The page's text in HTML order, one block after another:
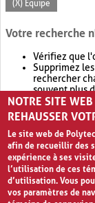
(X) Équipe
Votre recherche
Vérifiez que
Supprimez
rechercher
souvent plus
Envisagez
retournera
NOTRE SITE
REHAUSSER
Le site web de
afin de recueillir des
expérience à ses
l’utilisation de ces
d’utilisation. Vous
vos paramètres de